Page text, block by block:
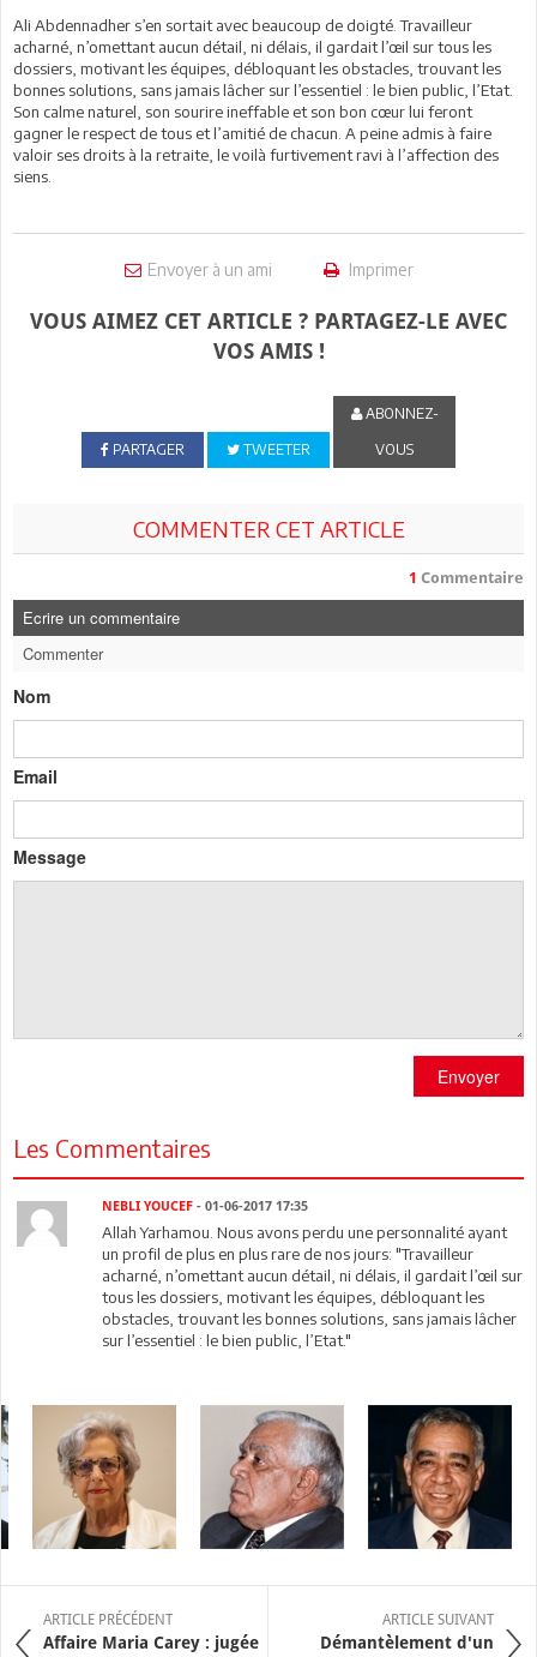
Ali Abdennadher s’en sortait avec beaucoup de doigté. Travailleur
acharné, n’omettant aucun détail, ni délais, il gardait l’œil sur tous les
dossiers, motivant les équipes, débloquant les obstacles, trouvant les
bonnes solutions, sans jamais lâcher sur l’essentiel : le bien public, l’Etat.
Son calme naturel, son sourire ineffable et son bon cœur lui feront
gagner le respect de tous et l’amitié de chacun. A peine admis à faire
valoir ses droits à la retraite, le voilà furtivement ravi à l’affection des
siens.
Envoyer à un ami Imprimer
VOUS AIMEZ CET ARTICLE ? PARTAGEZ-LE AVEC
VOS AMIS !
PARTAGER TWEETER
ABONNEZ-
VOUS
COMMENTER CET ARTICLE
1 Commentaire
Ecrire un commentaire
Commenter
Nom
Email
Message
Envoyer
Les Commentaires
NEBLI YOUCEF - 01-06-2017 17:35
Allah Yarhamou. Nous avons perdu une personnalité ayant
un profil de plus en plus rare de nos jours: "Travailleur
acharné, n’omettant aucun détail, ni délais, il gardait l’œil sur
tous les dossiers, motivant les équipes, débloquant les
obstacles, trouvant les bonnes solutions, sans jamais lâcher
sur l’essentiel : le bien public, l’Etat."
ARTICLE PRÉCÉDENT
Affaire Maria Carey : jugée
ARTICLE SUIVANT
Démantèlement d'un